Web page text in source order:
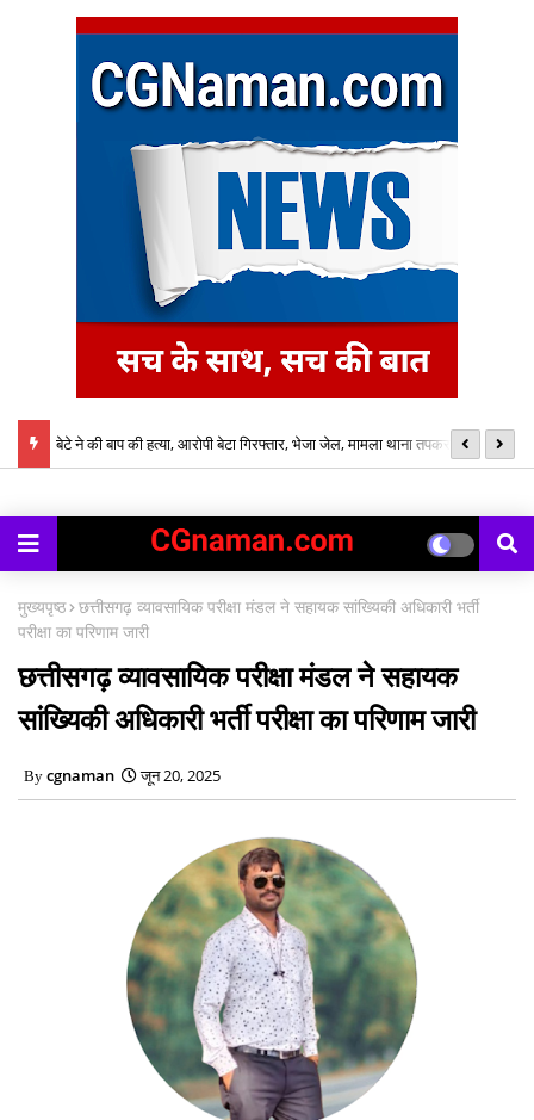
बेटे ने की बाप की हत्या, आरोपी बेटा गिरफ्तार, भेजा जेल, मामला थाना तपकरा अन्तर्गत
मुख्यपृष्ठ छत्तीसगढ़ व्यावसायिक परीक्षा मंडल ने सहायक सांख्यिकी अधिकारी भर्ती
परीक्षा का परिणाम जारी
छत्तीसगढ़ व्यावसायिक परीक्षा मंडल ने सहायक
सांख्यिकी अधिकारी भर्ती परीक्षा का परिणाम जारी
cgnaman जून 20, 2025